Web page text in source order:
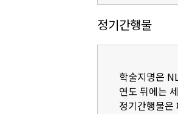
정기간행물
학술지명은
연도 뒤에는
정기간행물